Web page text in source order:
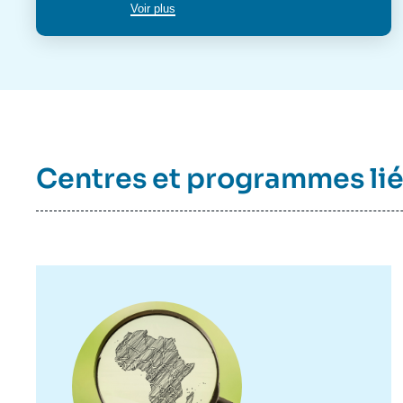
Voir plus
Centres et programmes
principale